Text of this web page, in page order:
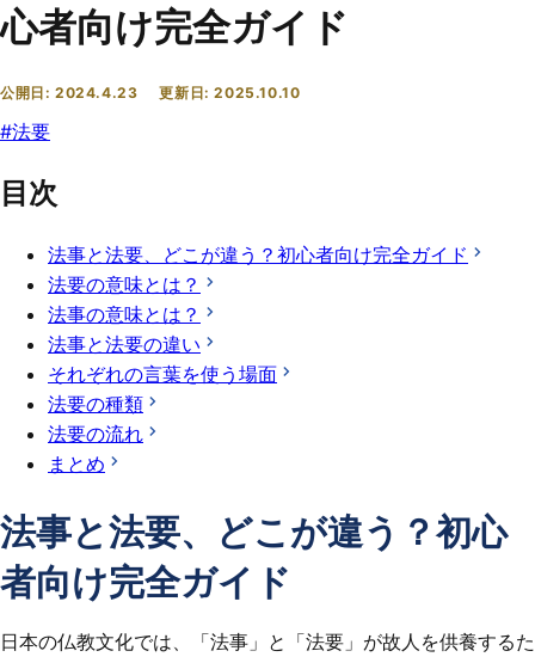
心者向け完全ガイド
公開日:2024.4.23 更新日:2025.10.10
#法要
目次
法事と法要、どこが違う？初心者向け完全ガイド
法要の意味とは？
法事の意味とは？
法事と法要の違い
それぞれの言葉を使う場面
法要の種類
法要の流れ
まとめ
法事と法要、どこが違う？初心
者向け完全ガイド
日本の仏教文化では、「法事」と「法要」が故人を供養するた